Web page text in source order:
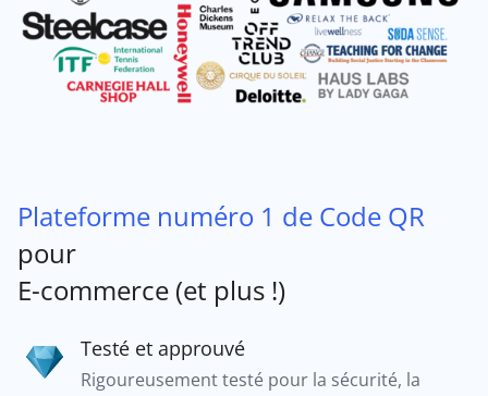
Plateforme numéro 1 de Code QR
pour
E-commerce (et plus !)
Testé et approuvé
Rigoureusement testé pour la sécurité, la